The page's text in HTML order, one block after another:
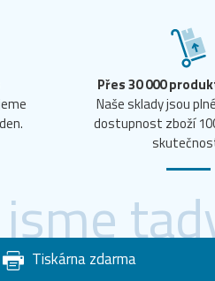
Přes 30 000
Naše sklady jsou
dostupnost zboží
Tiskárna zdarma